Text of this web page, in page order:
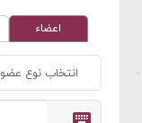
اعضاء
انتخاب نوع